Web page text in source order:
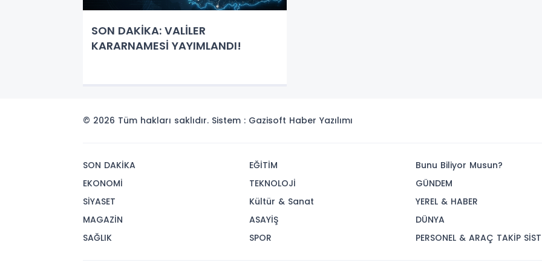
SON DAKİKA: VALİLER
KARARNAMESİ YAYIMLANDI!
© 2026 Tüm hakları saklıdır. Sistem : Gazisoft Haber Yazılımı
SON DAKİKA
EKONOMİ
SİYASET
MAGAZİN
SAĞLIK
EĞİTİM
TEKNOLOJİ
Kültür & Sanat
ASAYİŞ
SPOR
Bunu Biliyor Musun?
GÜNDEM
YEREL & HABER
DÜNYA
PERSONEL & ARAÇ TAKİP